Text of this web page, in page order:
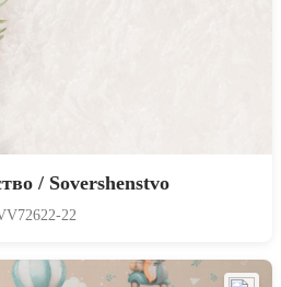
/ Sovershenstvo
22